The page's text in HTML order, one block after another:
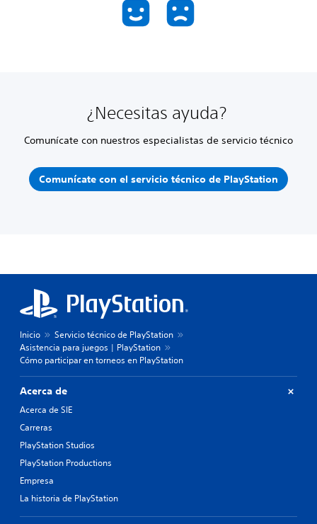
¿Necesitas ayuda?
Comunícate con nuestros especialistas de servicio técnico
Comunícate con el servicio técnico de PlayStation
Inicio
Servicio técnico de PlayStation
Asistencia para juegos | PlayStation
Cómo participar en torneos en PlayStation
Acerca de
Acerca de SIE
Carreras
PlayStation Studios
PlayStation Productions
Empresa
La historia de PlayStation